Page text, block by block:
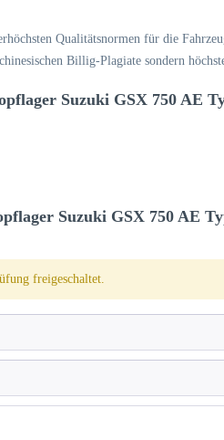
Qualitätsnormen für die
Billig-Plagiate sondern
Suzuki GSX 750 AE
Suzuki GSX 750 AE
freigeschaltet.